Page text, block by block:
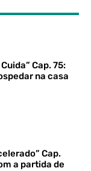
Cap. 75:
na casa
Cap.
a partida de